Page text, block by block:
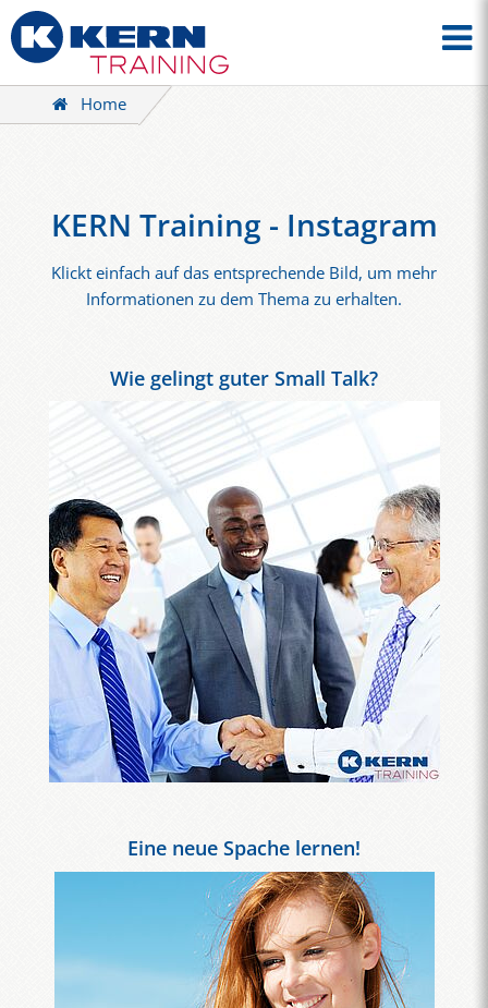
Home
KERN Training - Instagram
Klickt einfach auf das entsprechende Bild, um mehr
Informationen zu dem Thema zu erhalten.
Wie gelingt guter Small Talk?
Eine neue Spache lernen!